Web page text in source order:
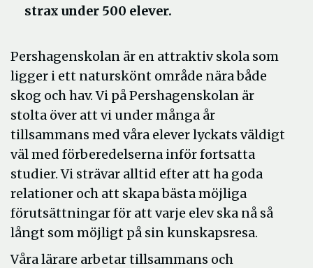
strax under 500 elever.
Pershagenskolan är en attraktiv skola som
ligger i ett naturskönt område nära både
skog och hav. Vi på Pershagenskolan är
stolta över att vi under många år
tillsammans med våra elever lyckats väldigt
väl med förberedelserna inför fortsatta
studier. Vi strävar alltid efter att ha goda
relationer och att skapa bästa möjliga
förutsättningar för att varje elev ska nå så
långt som möjligt på sin kunskapsresa.
Våra lärare arbetar tillsammans och